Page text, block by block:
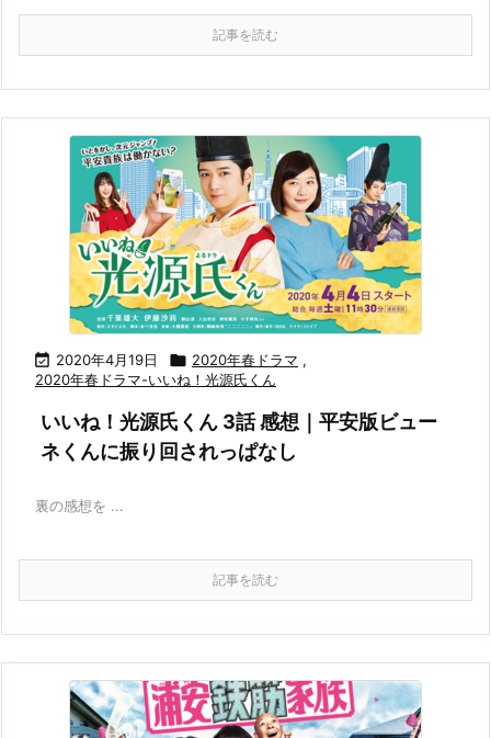
記事を読む
 2020年4月19日  2020年春ドラマ ,
2020年春ドラマ-いいね！光源氏くん
いいね！光源氏くん 3話 感想｜平安版ビュー
ネくんに振り回されっぱなし
裏の感想を ...
記事を読む